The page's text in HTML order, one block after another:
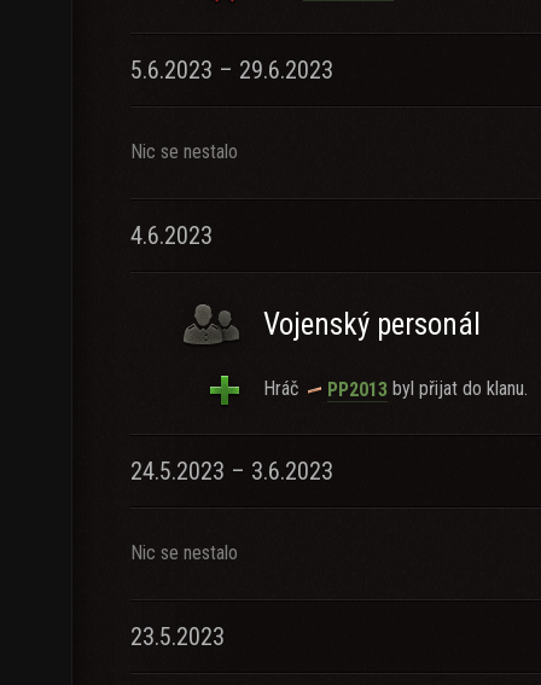
5.6.2023 – 29.6.2023
Nic se nestalo
4.6.2023
Vojenský personál
Hráč PP2013 byl přijat do klanu.
24.5.2023 – 3.6.2023
Nic se nestalo
23.5.2023